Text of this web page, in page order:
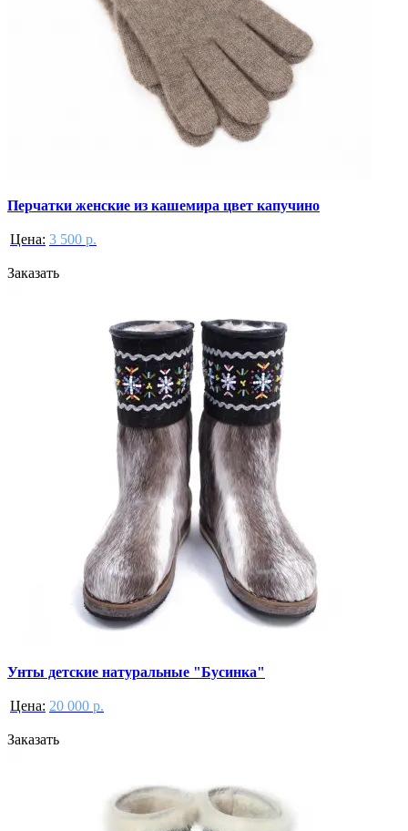
Перчатки женские из кашемира цвет капучино
Цена: 3 500 р.
Заказать
Унты детские натуральные "Бусинка"
Цена: 20 000 р.
Заказать